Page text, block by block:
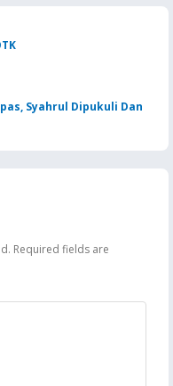
Syahrul Dipukuli Dan
Required fields are